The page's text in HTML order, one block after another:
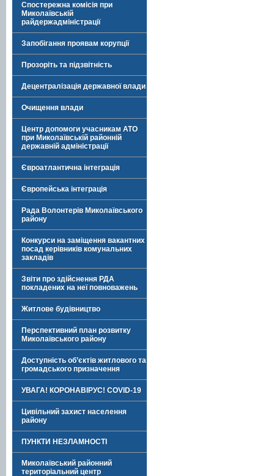
Спостережна комісія при
Миколаївській
райдержадміністрації
Запобігання проявам корупції
Прозоріть та підзвітність
Децентралізація державної влади
Очищення влади
Центр допомоги учасникам АТО
при Миколаївській районній
державній адміністрації
Євроатлантична інтеграція
Європейська інтеграція
Рада Волонтерів Миколаївського
району
Конкурси на заміщення вакантних
посад керівників комунальних
закладів
Звіти про здійснення РДА
покладених на неї повноважень
Житлове будівництво
Перспективний план розвитку
Миколаївського району
Доступність об’єктів житлового та
громадського призначення
УВАГА! КОРОНАВІРУС! COVID-19
Цивільний захист населення
району
ПУНКТИ НЕЗЛАМНОСТІ
Миколаївський районний
територіальний центр